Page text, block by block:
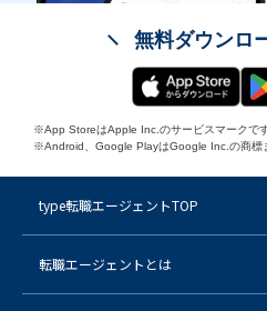
無料ダウンロ
※App StoreはApple Inc.のサービスマークです
※Android、Google PlayはGoogle Inc.の商標
type転職エージェントTOP
転職エージェントとは